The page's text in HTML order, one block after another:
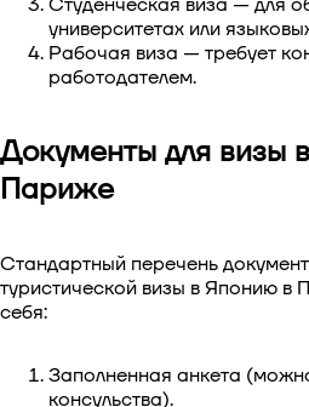
Студенческая виза — для
университетах или
Рабочая виза — требует
работодателем.
Документы для визы
Париже
Стандартный перечень
туристической визы в Японию в
себя:
Заполненная анкета
консульства).